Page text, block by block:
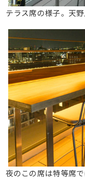
テラス席の様子。天野
夜のこの席は特等席で